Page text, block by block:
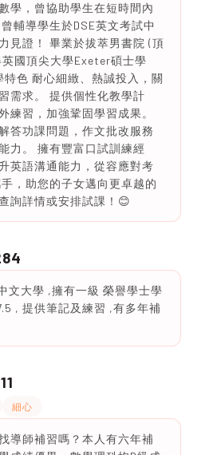
學，曾協助學生在短時間內
輔導學生於DSE英文考試中
見證！ 畢業於拔萃男書院 (頂
國頂尖大學Exeter碩士學
特色 耐心細緻、熱誠投入，關
需求。 提供個性化教學計
練習，加強鞏固學習成果。
答功課問題，作文批改服務
力。 擁有豐富口試訓練經
英語溝通能力，從容應對考
，助您的子女邁向更卓越的
詢詳情或安排試課！😊
文大學 ,擁有一級 榮譽學士學
, 提供筆記及練習 ,有多年補
細心
導師補習嗎？本人有六年補